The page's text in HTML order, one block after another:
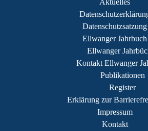
Datenschutzsatzung
Ellwanger Jahrbuch
Ellwanger
Kontakt Ellwanger
Publikationen
Register
Erklärung zur
Impressum
Kontakt